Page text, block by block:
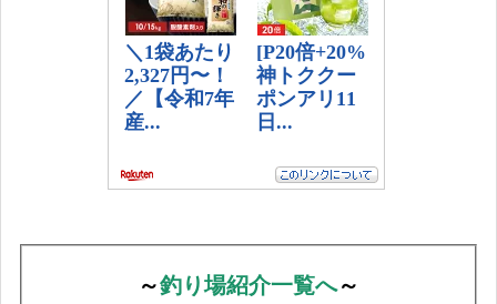
～釣り場紹介一覧へ～